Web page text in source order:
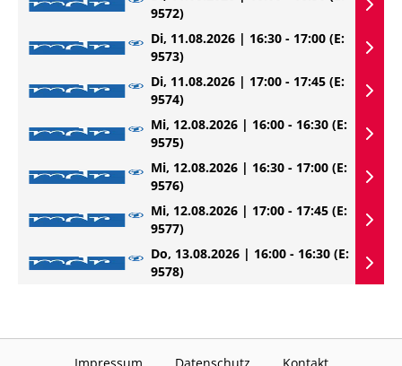
9572)
Di, 11.08.2026 | 16:30 - 17:00 (E:
9573)
Di, 11.08.2026 | 17:00 - 17:45 (E:
9574)
Mi, 12.08.2026 | 16:00 - 16:30 (E:
9575)
Mi, 12.08.2026 | 16:30 - 17:00 (E:
9576)
Mi, 12.08.2026 | 17:00 - 17:45 (E:
9577)
Do, 13.08.2026 | 16:00 - 16:30 (E:
9578)